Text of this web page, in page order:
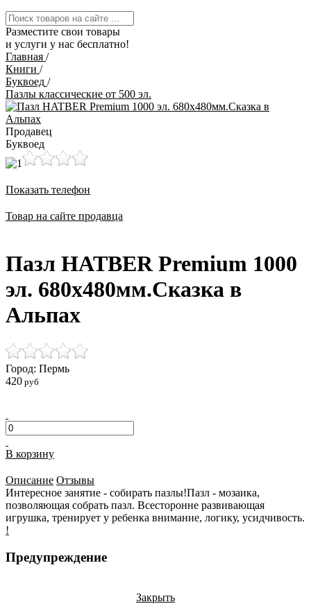
Разместите свои товары
и услуги у нас бесплатно!
Главная /
Книги /
Буквоед /
Пазлы классические от 500 эл.
Продавец
Буквоед
Показать телефон
Товар на сайте продавца
Пазл HATBER Premium 1000
эл. 680х480мм.Сказка в
Альпах
Город: Пермь
420 руб
В корзину
Описание Отзывы
Интересное занятие - собирать пазлы!Пазл - мозаика,
позволяющая собрать пазл. Всесторонне развивающая
игрушка, тренирует у ребенка внимание, логику, усидчивость.
!
Предупреждение
Закрыть